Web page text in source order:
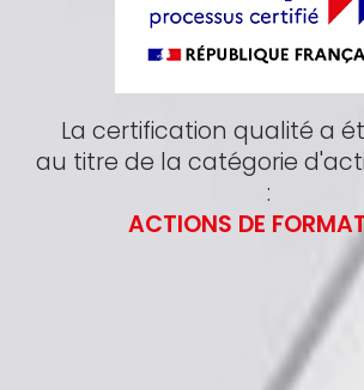
La certification qualité a
au titre de la catégorie
:
ACTIONS DE